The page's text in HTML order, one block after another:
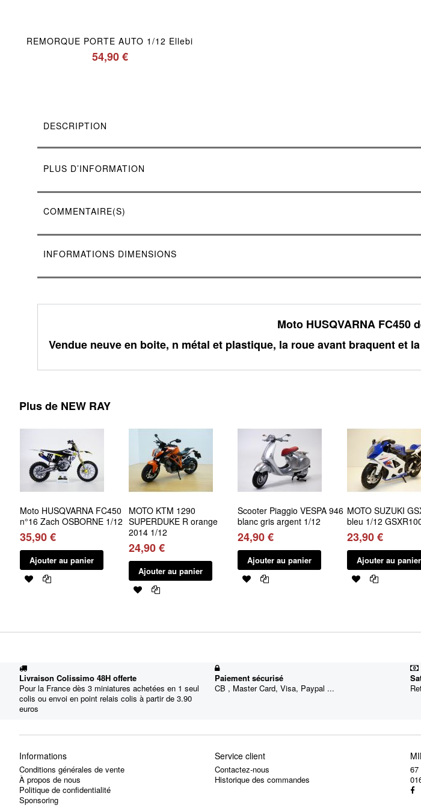
REMORQUE PORTE AUTO 1/12 Ellebi
54,90 €
DESCRIPTION
PLUS D’INFORMATION
COMMENTAIRE(S)
INFORMATIONS DIMENSIONS
Moto HUSQVARNA FC450
Vendue neuve en boite, n métal et plastique, la roue avant braquent et
Plus de NEW RAY
Moto HUSQVARNA FC450
n°16 Zach OSBORNE 1/12
35,90 €
Ajouter au panier
MOTO KTM 1290
SUPERDUKE R orange
2014 1/12
24,90 €
Ajouter au panier
Scooter Piaggio VESPA 946
blanc gris argent 1/12
24,90 €
Ajouter au panier
MOTO SUZUKI
bleu 1/12
23,90 €
Ajouter au panier
Livraison Colissimo 48H offerte
Pour la France dès 3 miniatures achetées en 1 seul
colis ou envoi en point relais colis à partir de 3.90
euros
Paiement sécurisé
CB , Master Card, Visa, Paypal ...
Informations
Conditions générales de vente
À propos de nous
Politique de confidentialité
Sponsoring
Service client
Contactez-nous
Historique des commandes
67